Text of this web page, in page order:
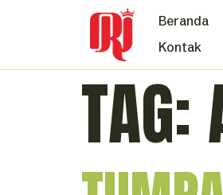
Beranda
Kontak
TAG: